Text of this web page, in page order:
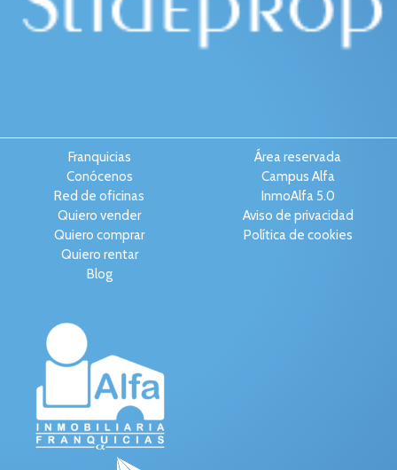
Franquicias
Conócenos
Red de oficinas
Quiero vender
Quiero comprar
Quiero rentar
Blog
Área reservada
Campus Alfa
InmoAlfa 5.0
Aviso de privacidad
Política de cookies